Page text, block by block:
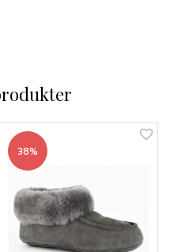
38%